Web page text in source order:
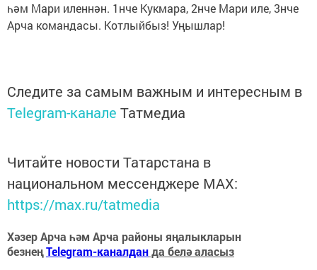
һәм Мари иленнән. 1нче Кукмара, 2нче Мари иле, 3нче
Арча командасы. Котлыйбыз! Уңышлар!
Следите за самым важным и интересным в
Telegram-канале Татмедиа
Читайте новости Татарстана в
национальном мессенджере MАХ:
https://max.ru/tatmedia
Хәзер Арча һәм Арча районы яңалыкларын
безнеңTelegram-каналданда белә аласыз